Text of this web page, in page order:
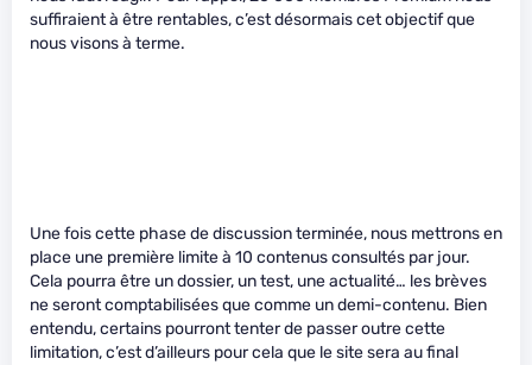
suffiraient à être rentables, c’est désormais cet objectif que
nous visons à terme.
Une fois cette phase de discussion terminée, nous mettrons en
place une première limite à 10 contenus consultés par jour.
Cela pourra être un dossier, un test, une actualité… les brèves
ne seront comptabilisées que comme un demi-contenu. Bien
entendu, certains pourront tenter de passer outre cette
limitation, c’est d’ailleurs pour cela que le site sera au final